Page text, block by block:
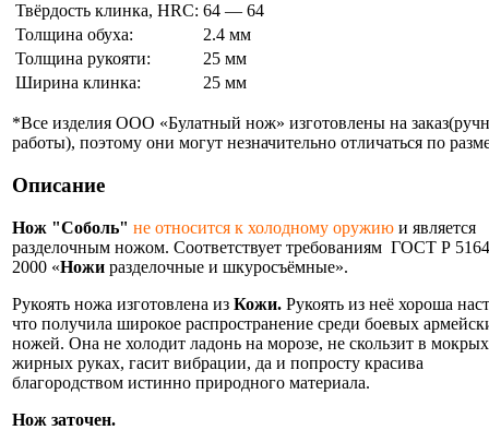
Твёрдость клинка, HRC: 64 — 64
Толщина обуха:
2.4 мм
Толщина рукояти:
25 мм
Ширина клинка:
25 мм
*Все изделия ООО «Булатный нож» изготовлены на
работы), поэтому они могут незначительно отличаться по
Описание
Нож "Соболь" не относится к холодному оружию и является
разделочным ножом. Соответствует требованиям ГОСТ Р
2000 «Ножи разделочные и шкуросъёмные».
Рукоять ножа изготовлена из Кожи. Рукоять из неё хороша
что получила широкое распространение среди боевых
ножей. Она не холодит ладонь на морозе, не скользит в
жирных руках, гасит вибрации, да и попросту красива
благородством истинно природного материала.
Нож заточен.